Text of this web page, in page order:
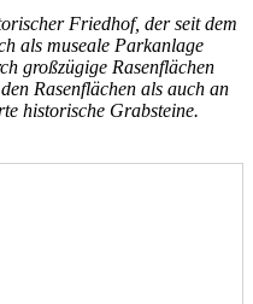
Friedhof, der seit dem
als museale Parkanlage
großzügige Rasenflächen
Rasenflächen als auch an
historische Grabsteine.